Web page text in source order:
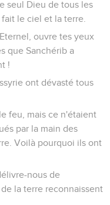
seul Dieu de tous les
le ciel et la terre.
ouvre tes yeux
que Sanchérib a
!
ont dévasté tous
feu, mais ce n'étaient
par la main des
Voilà pourquoi ils ont
nous de
la terre reconnaissent